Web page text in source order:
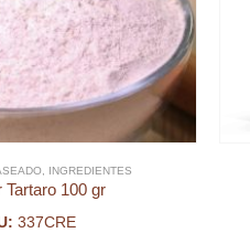
INGREDIENTES
Tartaro 100 gr
337CRE